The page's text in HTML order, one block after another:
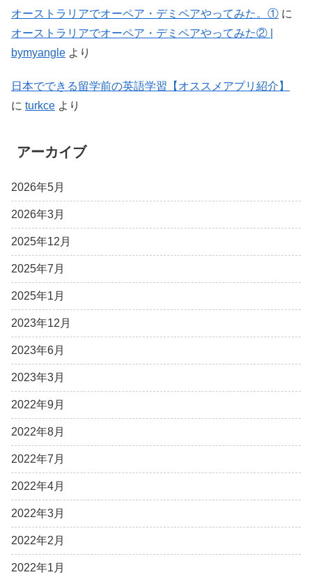
オーストラリアでオーペア・デミペアやってみた。① に
オーストラリアでオーペア・デミペアやってみた② |
bymyangle より
日本でできる留学前の英語学習【オススメアプリ紹介】
に turkce より
アーカイブ
2026年5月
2026年3月
2025年12月
2025年7月
2025年1月
2023年12月
2023年6月
2023年3月
2022年9月
2022年8月
2022年7月
2022年4月
2022年3月
2022年2月
2022年1月